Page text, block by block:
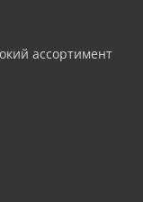
ассортимент